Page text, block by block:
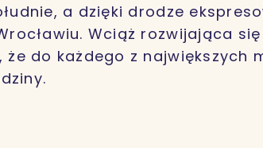
a dzięki drodze
Wciąż rozwijająca się
do każdego z największych